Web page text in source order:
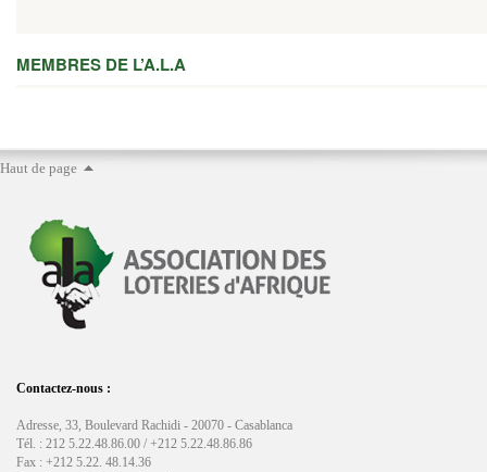
MEMBRES DE L’A.L.A
Haut de page
Contactez-nous :
Adresse, 33, Boulevard Rachidi - 20070 - Casablanca
Tél. : 212 5.22.48.86.00 / +212 5.22.48.86.86
Fax : +212 5.22. 48.14.36